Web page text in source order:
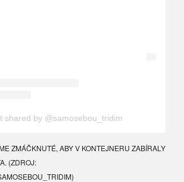
shared by @samosebou_tridim
ZMÁČKNUTÉ, ABY V KONTEJNERU ZABÍRALY
(ZDROJ: